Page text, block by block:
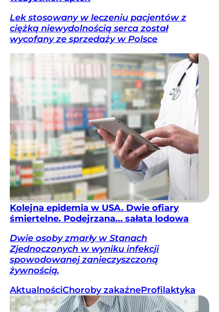
Lek stosowany w leczeniu pacjentów z
ciężką niewydolnością serca został
wycofany ze sprzedaży w Polsce
Kolejna epidemia w USA. Dwie ofiary
śmiertelne. Podejrzana... sałata lodowa
Dwie osoby zmarły w Stanach
Zjednoczonych w wyniku infekcji
spowodowanej zanieczyszczoną
żywnością.
AktualnościChoroby zakaźneProfilaktyka